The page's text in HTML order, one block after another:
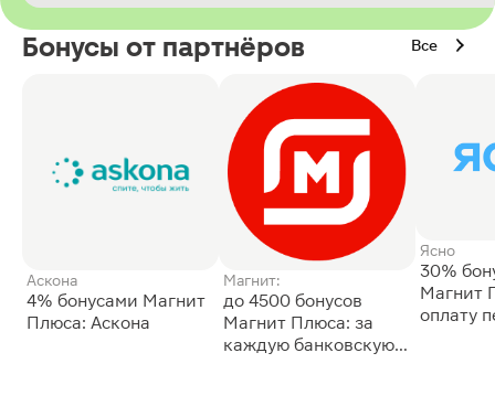
Бонусы от партнёров Все
Аскона
4% бонусами Магнит
Плюса: Аскона
Магнит:
до 4500 бонусов
Магнит Плюса: за
каждую банковскую
Ясно
30%
Магнит
оплату